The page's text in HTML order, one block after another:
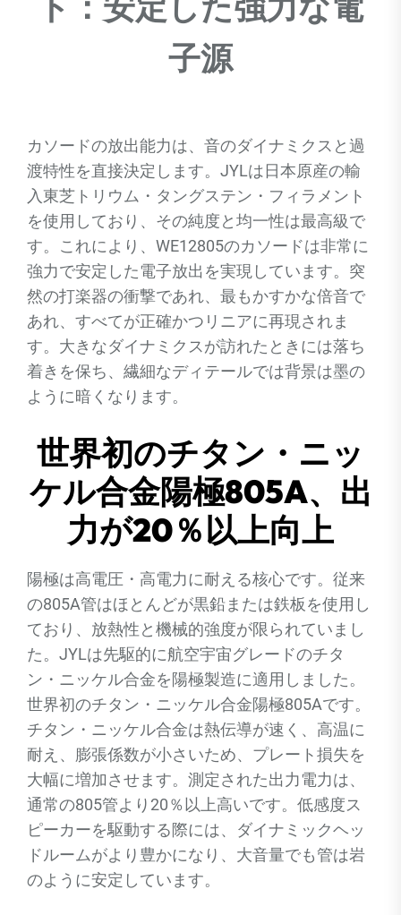
ト：安定した強力な電
子源
カソードの放出能力は、音のダイナミクスと過
渡特性を直接決定します。JYLは日本原産の輸
入東芝トリウム・タングステン・フィラメント
を使用しており、その純度と均一性は最高級で
す。これにより、WE12805のカソードは非常に
強力で安定した電子放出を実現しています。突
然の打楽器の衝撃であれ、最もかすかな倍音で
あれ、すべてが正確かつリニアに再現されま
す。大きなダイナミクスが訪れたときには落ち
着きを保ち、繊細なディテールでは背景は墨の
ように暗くなります。
世界初のチタン・ニッ
ケル合金陽極805A、出
力が20％以上向上
陽極は高電圧・高電力に耐える核心です。従来
の805A管はほとんどが黒鉛または鉄板を使用し
ており、放熱性と機械的強度が限られていまし
た。JYLは先駆的に航空宇宙グレードのチタ
ン・ニッケル合金を陽極製造に適用しました。
世界初のチタン・ニッケル合金陽極805Aです。
チタン・ニッケル合金は熱伝導が速く、高温に
耐え、膨張係数が小さいため、プレート損失を
大幅に増加させます。測定された出力電力は、
通常の805管より20％以上高いです。低感度ス
ピーカーを駆動する際には、ダイナミックヘッ
ドルームがより豊かになり、大音量でも管は岩
のように安定しています。